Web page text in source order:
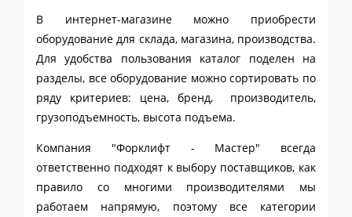
В интернет-магазине можно приобрести
оборудование для склада, магазина, производства.
Для удобства пользования каталог поделен на
разделы, все оборудование можно сортировать по
ряду критериев: цена, бренд, производитель,
грузоподъемность, высота подъема.
Компания "Форклифт - Мастер" всегда
ответственно подходят к выбору поставщиков, как
правило со многими производителями мы
работаем напрямую, поэтому все категории